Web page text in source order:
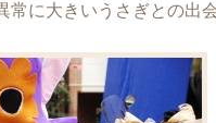
常に大きいうさぎとの出